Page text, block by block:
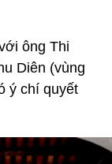
ông Thi
Diên (vùng
ý chí quyết